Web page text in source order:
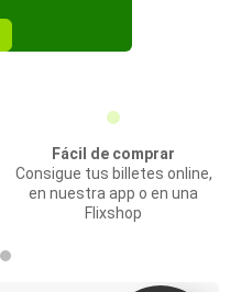
Fácil de comprar
Consigue tus billetes online,
en nuestra app o en una
Flixshop